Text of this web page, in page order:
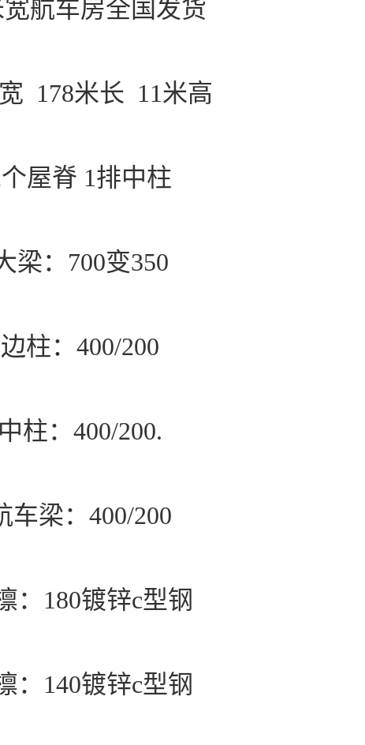
宽航车房全国发货
178米长 11米高
屋脊 1排中柱
梁：700变350
边柱：400/200
中柱：400/200.
车梁：400/200
：180镀锌c型钢
：140镀锌c型钢